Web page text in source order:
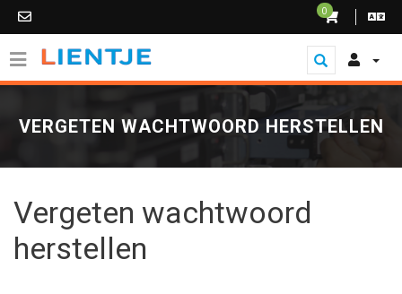
0
VERGETEN WACHTWOORD HERSTELLEN
Vergeten wachtwoord
herstellen